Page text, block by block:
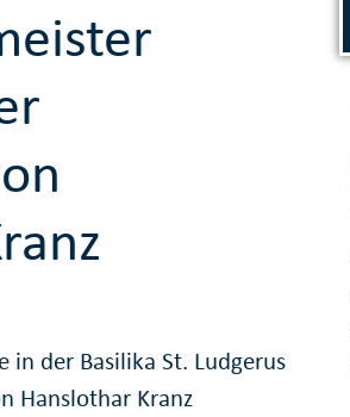
in der Basilika St. Ludgerus
Hanslothar Kranz